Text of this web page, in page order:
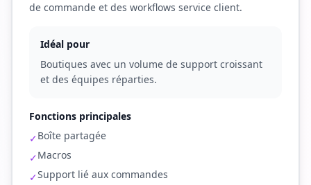
de commande et des workflows service client.
Idéal pour
Boutiques avec un volume de support croissant
et des équipes réparties.
Fonctions principales
✓Boîte partagée
✓Macros
✓Support lié aux commandes